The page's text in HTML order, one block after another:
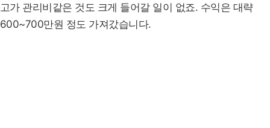
고가 관리비같은 것도 크게 들어갈 일이 없죠. 수익은 대략
600~700만원 정도 가져갔습니다.